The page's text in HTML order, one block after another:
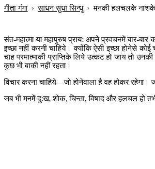
गीता गंगा ›साधन सुधा सिन्धु›मनकी हलचलके
संत-महात्मा या महापुरुष प्राय: अपने प्रवचनमें बार-
इच्छा नहीं करनी चाहिये। क्योंकि ऐसी इच्छा होनेसे
चाह परमात्माकी प्राप्तिके लिये उत्कट हो जाय तो
कुछ भी बाकी नहीं रहता।
विचार करना चाहिये—जो होनेवाला है वह होकर
जब भी मनमें दु:ख, शोक, चिन्ता, विषाद और हलचल हो